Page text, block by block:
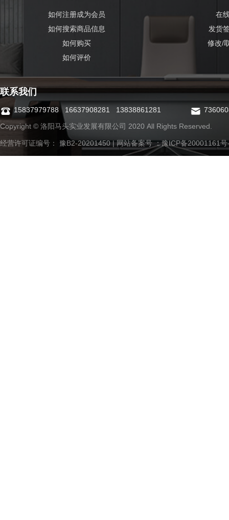
如何注册成为会员
如何搜索商品信息
如何购买
如何评价
在
发货
修改/
联系我们
15837979788 16637908281 13838861281
Copyright © 洛阳马头实业发展有限公司 2020 All Rights Reserved.
经营许可证编号： 豫B2-20201450 | 网站备案号 ：豫ICP备20001161号